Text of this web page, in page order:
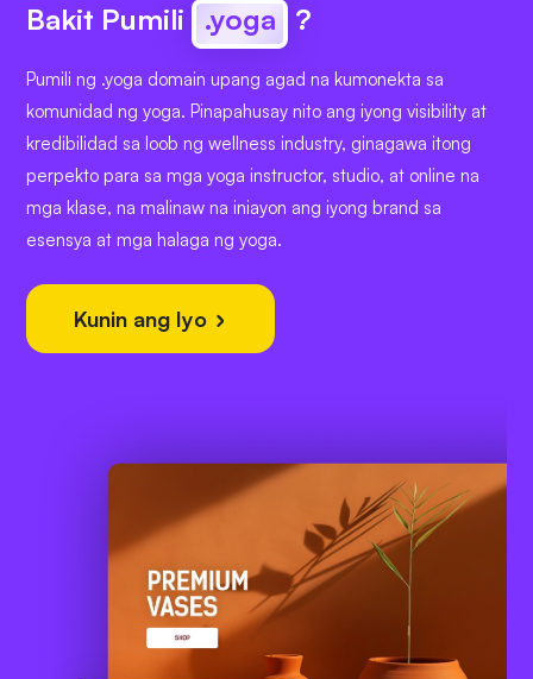
Bakit Pumili .yoga ?
Pumili ng .yoga domain upang agad na kumonekta sa
komunidad ng yoga. Pinapahusay nito ang iyong visibility at
kredibilidad sa loob ng wellness industry, ginagawa itong
perpekto para sa mga yoga instructor, studio, at online na
mga klase, na malinaw na iniayon ang iyong brand sa
esensya at mga halaga ng yoga.
Kunin ang Iyo